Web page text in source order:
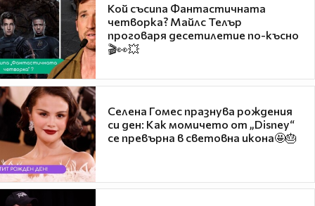
Кой съсипа Фантастичната
четворка? Майлс Телър
проговаря десетилетие по-късно
🎬👀💥
Селена Гомес празнува рождения
си ден: Как момичето от „Disney“
се превърна в световна икона🤩🎂